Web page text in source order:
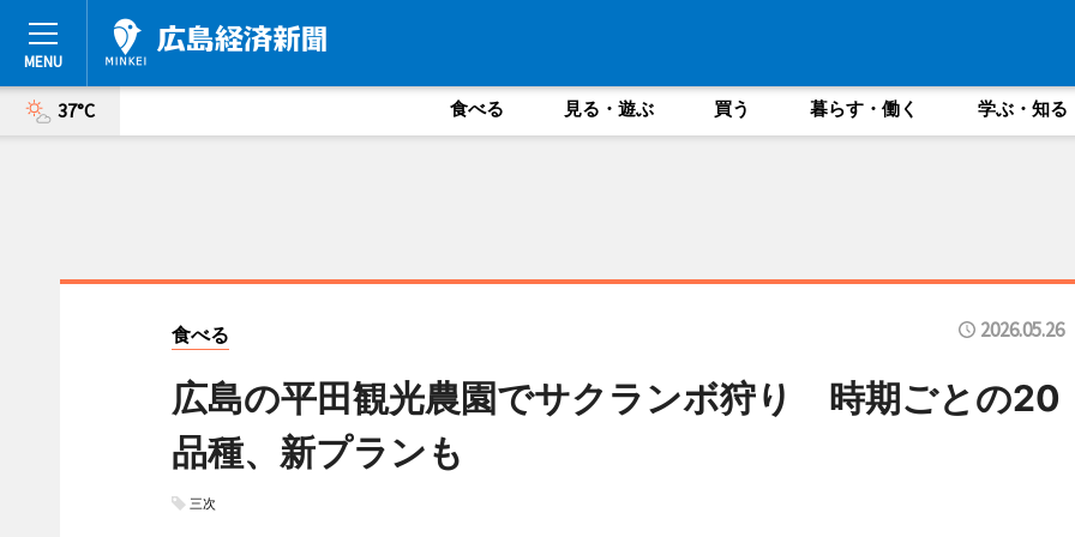
37°C 食べる 見る・遊ぶ 買う 暮らす・働く 学ぶ・知る
食べる 2026.05.26
広島の平田観光農園でサクランボ狩り 時期ごとの20
品種、新プランも
三次